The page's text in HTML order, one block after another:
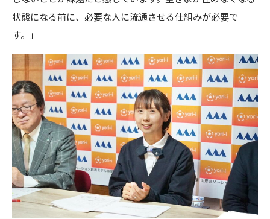
状態になる前に、必要な人に流通させる仕組みが必要で
す。」